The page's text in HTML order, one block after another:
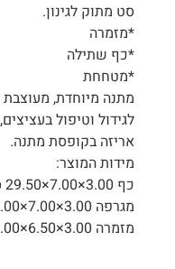
סט מתוק לגינון.
*מזמרה
*כף שתילה
*מטחחת
מתנה מיוחדת,
לגידול וטיפול
אריזה בקופסת מתנה.
מידות המוצר:
כף 3.00×7.00×29.50 ס”מ
מגרפה 3.00×7.00×26.00 ס”מ
מזמרה 3.00×6.50×21.00 ס”מ